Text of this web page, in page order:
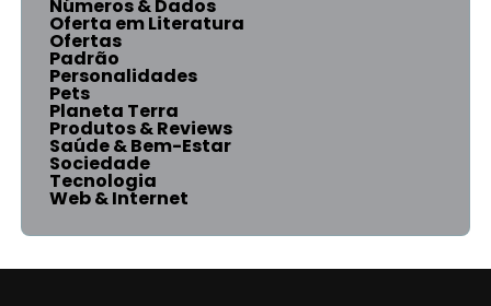
Números & Dados
Oferta em Literatura
Ofertas
Padrão
Personalidades
Pets
Planeta Terra
Produtos & Reviews
Saúde & Bem-Estar
Sociedade
Tecnologia
Web & Internet